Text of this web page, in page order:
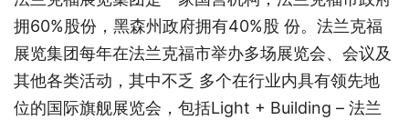
拥60%股份，黑森州政府拥有40%股 份。法兰克福
展览集团每年在法兰克福市举办多场展览会、会议及
其他各类活动，其中不乏 多个在行业内具有领先地
位的国际旗舰展览会，包括Light + Building – 法兰